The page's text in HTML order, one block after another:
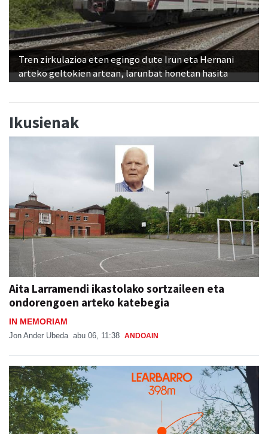
Tren zirkulazioa eten egingo dute Irun eta Hernani
arteko geltokien artean, larunbat honetan hasita
Ikusienak
Aita Larramendi ikastolako sortzaileen eta
ondorengoen arteko katebegia
IN MEMORIAM
Jon Ander Ubeda abu 06, 11:38 ANDOAIN